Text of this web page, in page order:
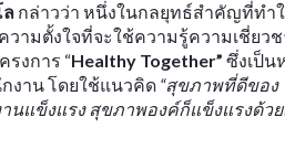
ล กล่าวว่า หนึ่งในกลยุทธ์สำคัญที่ทำ
วามตั้งใจที่จะใช้ความรู้ความเชี่ยว
งการ “Healthy Together” ซึ่งเป็น
งาน โดยใช้แนวคิด “สุขภาพที่ดีของ
นแข็งแรง สุขภาพองค์ก็แข็งแรงด้วย